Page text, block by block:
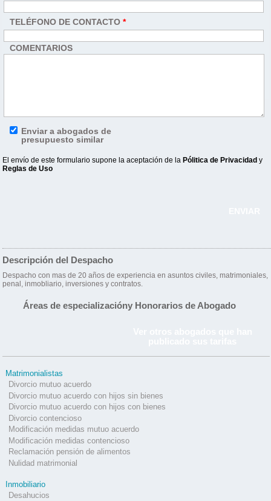
TELÉFONO DE CONTACTO *
COMENTARIOS
Enviar a abogados de
presupuesto similar
El envío de este formulario suponela aceptación de laPólitica de Privacidad y
Reglas de Uso
Descripción del Despacho
Despacho con mas de 20 años de experiencia en asuntos civiles, matrimoniales,
penal, inmobliario, inversiones y contratos.
Áreas de especializacióny Honorarios de Abogado
Matrimonialistas
Divorcio mutuo acuerdo
Divorcio mutuo acuerdo con hijos sin bienes
Divorcio mutuo acuerdo con hijos con bienes
Divorcio contencioso
Modificación medidas mutuo acuerdo
Modificación medidas contencioso
Reclamación pensión de alimentos
Nulidad matrimonial
Inmobiliario
Desahucios